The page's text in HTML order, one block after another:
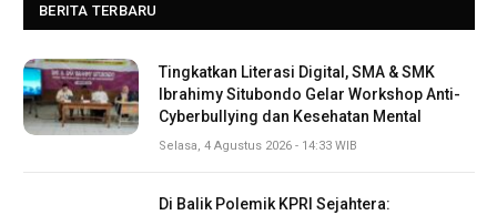
BERITA TERBARU
Tingkatkan Literasi Digital, SMA & SMK
Ibrahimy Situbondo Gelar Workshop Anti-
Cyberbullying dan Kesehatan Mental
Selasa, 4 Agustus 2026 - 14:33 WIB
Di Balik Polemik KPRI Sejahtera: